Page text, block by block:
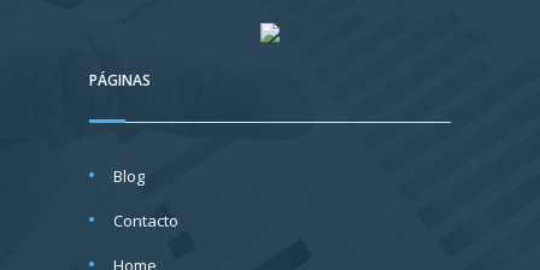
PÁGINAS
Blog
Contacto
Home